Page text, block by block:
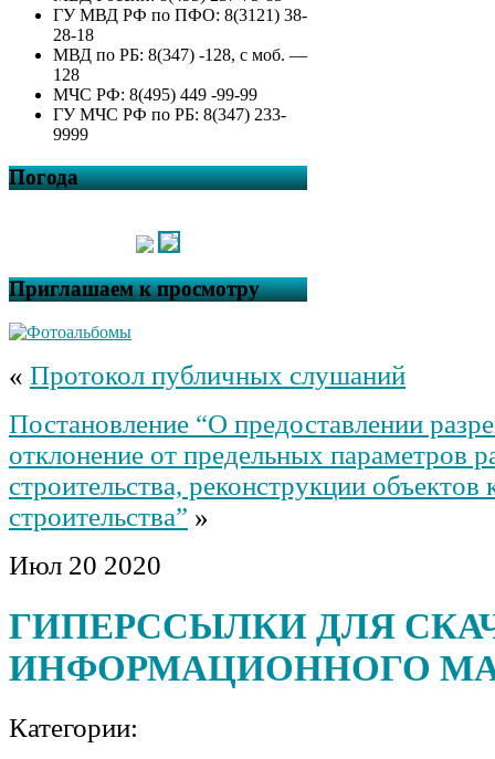
ГУ МВД РФ по ПФО: 8(3121) 38-
28-18
МВД по РБ: 8(347) -128, с моб. —
128
МЧС РФ: 8(495) 449 -99-99
ГУ МЧС РФ по РБ: 8(347) 233-
9999
Погода
Приглашаем к просмотру
« Протокол публичных слушаний
Постановление “О предоставлении
отклонение от предельных параметров
строительства, реконструкции объектов
строительства” »
Июл 20 2020
ГИПЕРССЫЛКИ ДЛЯ
ИНФОРМАЦИОННОГО
Категории: